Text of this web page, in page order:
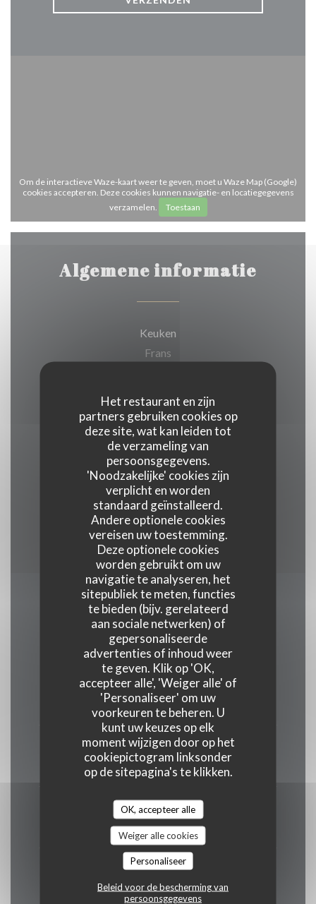
Het restaurant en zijn
partners gebruiken cookies op
deze site, wat kan leiden tot
de verzameling van
persoonsgegevens.
'Noodzakelijke' cookies zijn
verplicht en worden
standaard geïnstalleerd.
Andere optionele cookies
vereisen uw toestemming.
Deze optionele cookies
worden gebruikt om uw
navigatie te analyseren, het
sitepubliek te meten, functies
te bieden (bijv. gerelateerd
aan sociale netwerken) of
gepersonaliseerde
advertenties of inhoud weer
te geven. Klik op 'OK,
accepteer alle', 'Weiger alle' of
'Personaliseer' om uw
voorkeuren te beheren. U
kunt uw keuzes op elk
moment wijzigen door op het
cookiepictogram linksonder
op de sitepagina's te klikken.
OK, accepteer alle
Weiger alle cookies
Personaliseer
Beleid voor de bescherming van
persoonsgegevens
Om de interactieve Waze-kaart weer te geven, moet u Waze Map (Google)
cookies accepteren. Deze cookies kunnen navigatie- en locatiegegevens
verzamelen.
Toestaan
Algemene informatie
Keuken
Frans
Neo-bistrot
Diensten
Take away
Betaalmethoden
Contant geld, Visa, Debetkaart
Openingstijden
Maandag
Gesloten
Din-Woe
19:00 - 00:00
Donderdag
19:00 - 15:00
Vri-Zat
12:00 - 15:00 • 19:00 - 00:00